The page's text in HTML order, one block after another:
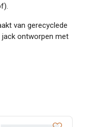
van gerecyclede
jack ontworpen met